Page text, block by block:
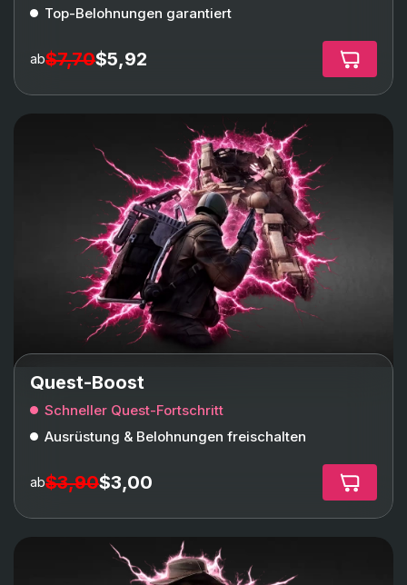
Top-Belohnungen garantiert
ab$7,70$5,92
Quest-Boost
Schneller Quest-Fortschritt
Ausrüstung & Belohnungen freischalten
ab$3,90$3,00